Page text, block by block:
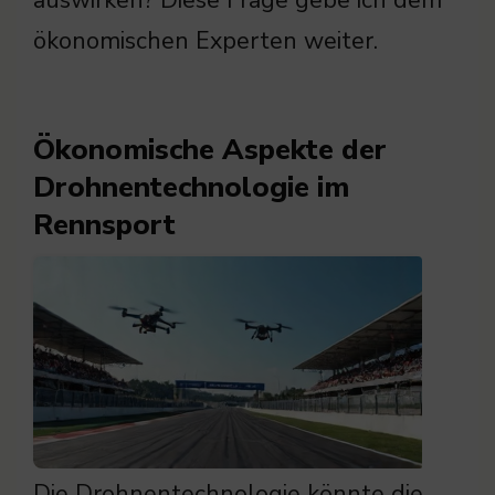
ökonomischen Experten weiter.
Ökonomische Aspekte der
Drohnentechnologie im
Rennsport